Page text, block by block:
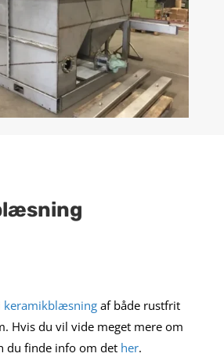
keramikblæsningaf både rustfrit
Hvis du vil vide meget mere om
du finde info om det her.